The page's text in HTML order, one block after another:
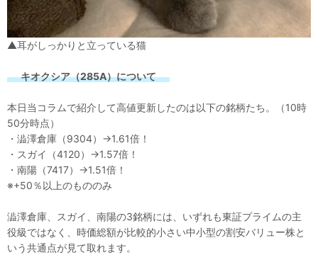
▲耳がしっかりと立っている猫
キオクシア（285A）について
本日当コラムで紹介して高値更新したのは以下の銘柄たち。（10時
50分時点）
・澁澤倉庫（9304）→1.61倍！
・スガイ（4120）→1.57倍！
・南陽（7417）→1.51倍！
※+50％以上のもののみ
澁澤倉庫、スガイ、南陽の3銘柄には、いずれも東証プライムの主
役級ではなく、時価総額が比較的小さい中小型の割安バリュー株と
いう共通点が見て取れます。